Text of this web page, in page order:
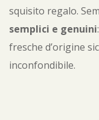
squisito regalo.
semplici e genuini
fresche d’origine
inconfondibile.